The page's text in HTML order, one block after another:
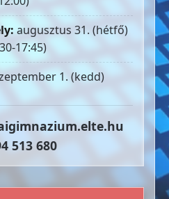
augusztus 31. (hétfő)
17:45)
1. (kedd)
513 680